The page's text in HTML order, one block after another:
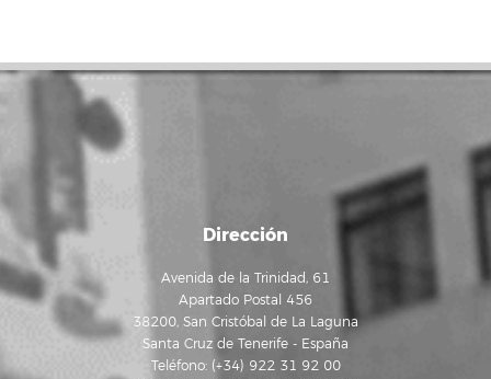
Dirección
Avenida de la Trinidad, 61
Apartado Postal 456
38200, San Cristóbal de La Laguna
Santa Cruz de Tenerife - España
Teléfono: (+34) 922 31 92 00